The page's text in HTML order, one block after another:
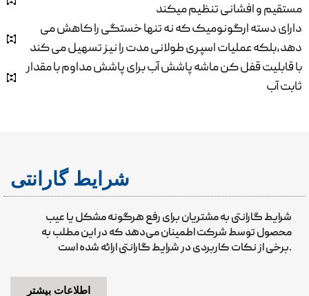
مستقیم و افشانی تنظیم میکند
دارای دسته ارگونومیک که نه تنها خستگی را کاهش می
دهد،بلکه عملیات اسپری طولانی مدت را نیز تسهیل می کند
با قابلیت قفل کن ماشه پاشش آب برای پاشش مداوم با مقدار
ثابت آب
شرایط گارانتی
شرایط گارانتی به مشتریان برای رفع هرگونه مشکل یا عیب
محصول توسط شرکت اطمینان می‌دهد که در این مطلب به
برخی از نکات کاربردی در شرایط گارانتی ارائه شده است.
اطلاعات بیشتر